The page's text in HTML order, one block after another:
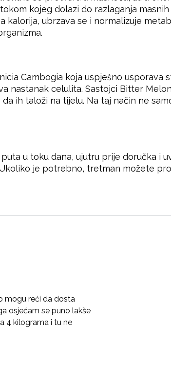
kojeg dolazi do razlaganja
kalorija, ubrzava se i normalizuje
Cambogia koja uspješno usporava
nastanak celulita. Sastojci Bitter
ih taloži na tijelu. Na taj način ne
u toku dana, ujutru prije doručka i
je potrebno, tretman možete
mogu reći da dosta
osjećam se puno lakše
4 kilograma i tu ne